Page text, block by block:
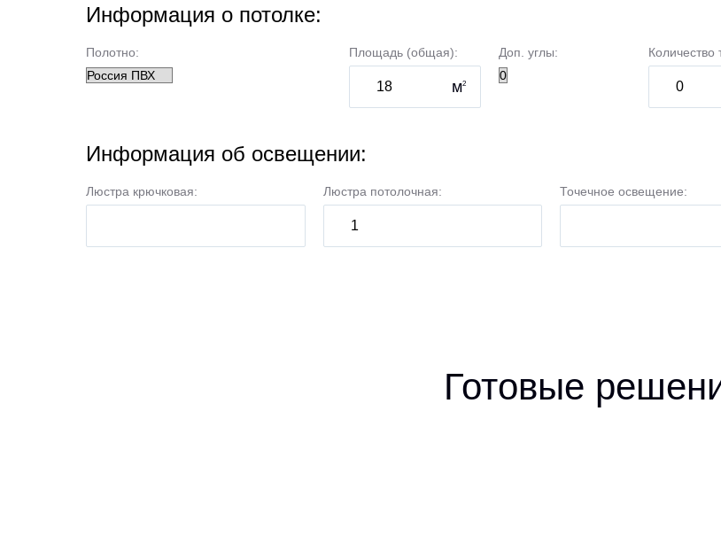
Информация о потолке:
Полотно: Площадь (общая):
м2
Доп. углы: Количество
Информация об освещении:
Люстра крючковая: Люстра потолочная: Точечное освещение:
Готовые